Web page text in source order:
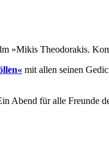
»Mikis Theodorakis.
mit allen seinen
Abend für alle Freunde